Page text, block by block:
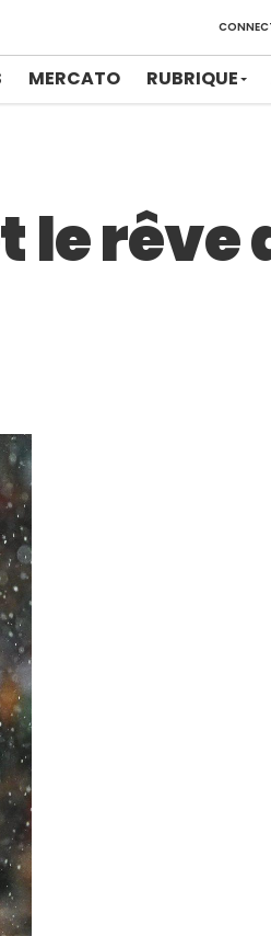
MERCATO RUBRIQUE
le rêve